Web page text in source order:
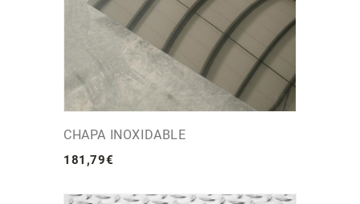
CHAPA INOXIDABLE
181 ,79€